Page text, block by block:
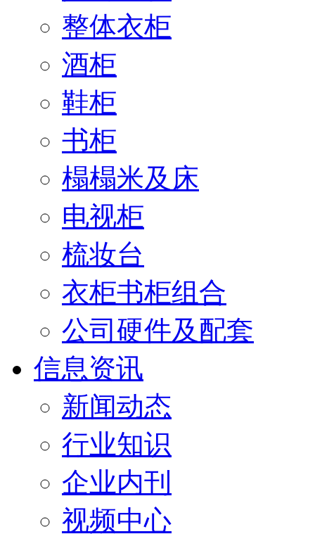
整体衣柜
酒柜
鞋柜
书柜
榻榻米及床
电视柜
梳妆台
衣柜书柜组合
公司硬件及配套
信息资讯
新闻动态
行业知识
企业内刊
视频中心